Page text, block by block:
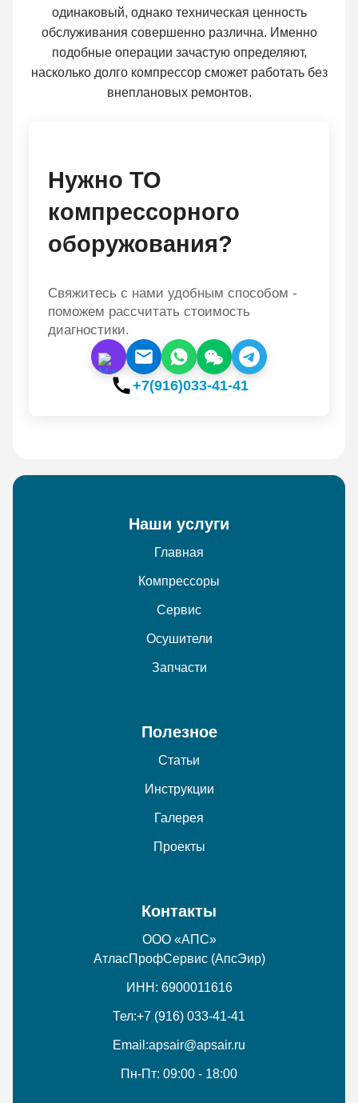
одинаковый, однако техническая ценность
обслуживания совершенно различна. Именно
подобные операции зачастую определяют,
насколько долго компрессор сможет работать без
внеплановых ремонтов.
Нужно ТО
компрессорного
оборужования?
Свяжитесь с нами удобным способом -
поможем рассчитать стоимость
диагностики.
+7(916)033-41-41
Наши услуги
Главная
Компрессоры
Сервис
Осушители
Запчасти
Полезное
Статьи
Инструкции
Галерея
Проекты
Контакты
ООО «АПС»
АтласПрофСервис (АпсЭир)
ИНН: 6900011616
Тел:+7 (916) 033-41-41
Email:apsair@apsair.ru
Пн-Пт: 09:00 - 18:00